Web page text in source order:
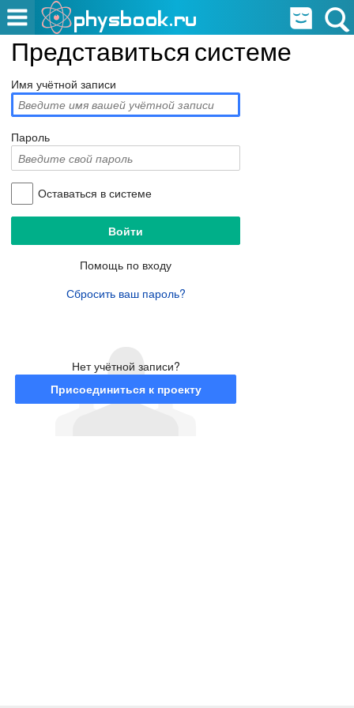
Представиться системе
Имя учётной записи
Пароль
Оставаться в системе
Помощь по входу
Сбросить ваш пароль?
Нет учётной записи?
Присоединиться к проекту